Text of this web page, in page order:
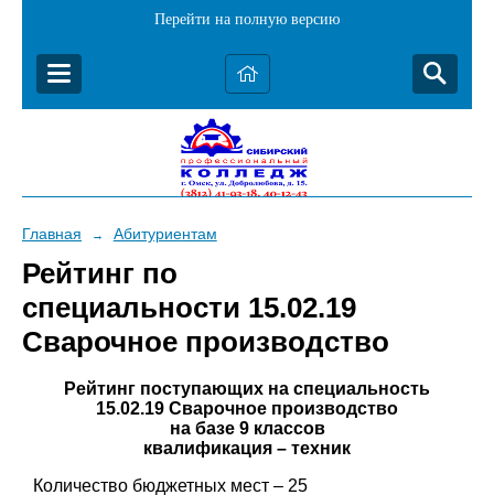
Перейти на полную версию
Главная → Абитуриентам
Рейтинг по
специальности 15.02.19
Сварочное производство
Рейтинг поступающих на специальность
15.02.19 Сварочное производство
на базе 9 классов
квалификация – техник
Количество бюджетных мест – 25